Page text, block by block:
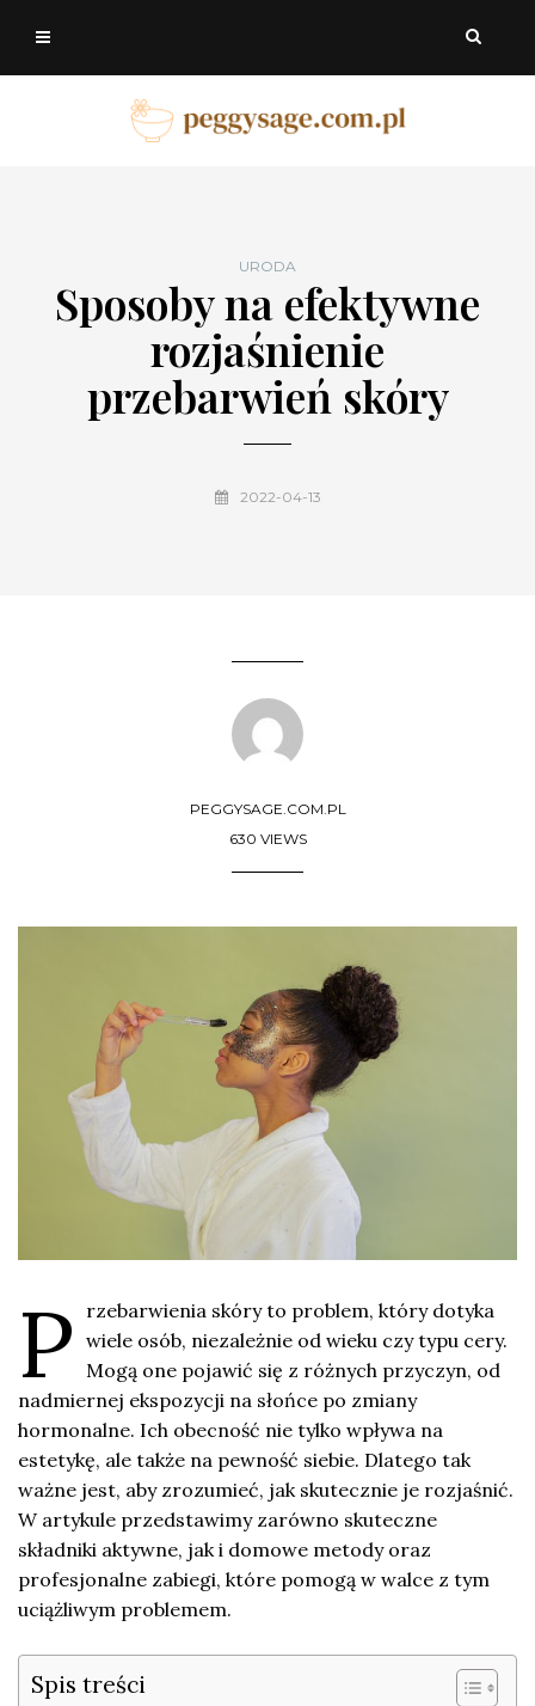
URODA
Sposoby na efektywne
rozjaśnienie
przebarwień skóry
2022-04-13
PEGGYSAGE.COM.PL
630 VIEWS
P
rzebarwienia skóry to problem, który dotyka
wiele osób, niezależnie od wieku czy typu cery.
Mogą one pojawić się z różnych przyczyn, od
nadmiernej ekspozycji na słońce po zmiany
hormonalne. Ich obecność nie tylko wpływa na
estetykę, ale także na pewność siebie. Dlatego tak
ważne jest, aby zrozumieć, jak skutecznie je rozjaśnić.
W artykule przedstawimy zarówno skuteczne
składniki aktywne, jak i domowe metody oraz
profesjonalne zabiegi, które pomogą w walce z tym
uciążliwym problemem.
Spis treści